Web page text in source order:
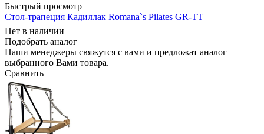
Быстрый просмотр
Стол-трапеция Кадиллак Romana`s Pilates GR-TT
Нет в наличии
Подобрать аналог
Наши менеджеры свяжутся с вами и предложат аналог
выбранного Вами товара.
Сравнить